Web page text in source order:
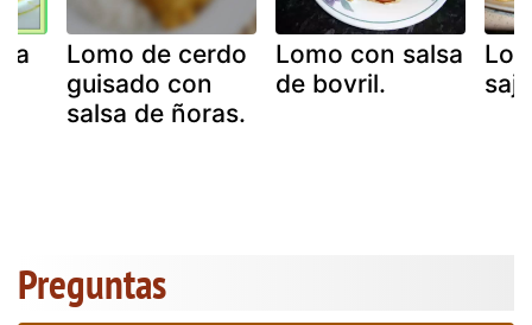
Lomo de cerdo
guisado con
salsa de ñoras.
Lomo con salsa
de bovril.
Preguntas